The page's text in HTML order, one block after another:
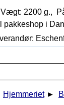
Vægt: 2200 g.,
pakkeshop i
Hjemmeriet ►